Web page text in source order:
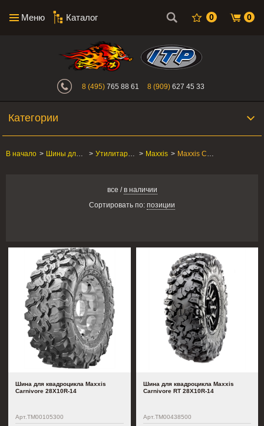
Меню Каталог 0 0
Интернет-магазин "Поросенок".
8 (495) 765 88 61 8 (909) 627 45 33
Категории
В начало > Шины для квадроцикла > Утилитарные ATV/SxS > Maxxis > Maxxis Carnivore
все /в наличии
Сортировать по: позиции
Шина для квадроцикла Maxxis
Carnivore 28X10R-14
Арт.TM00105300
Шина для квадроцикла Maxxis
Carnivore RT 28X10R-14
Арт.TM00438500